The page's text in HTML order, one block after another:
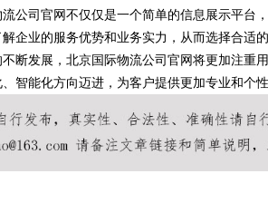
公司官网不仅仅是一个简单的信息展示平台
企业的服务优势和业务实力，从而选择合适
断发展，北京国际物流公司官网将更加注重
智能化方向迈进，为客户提供更加专业和个